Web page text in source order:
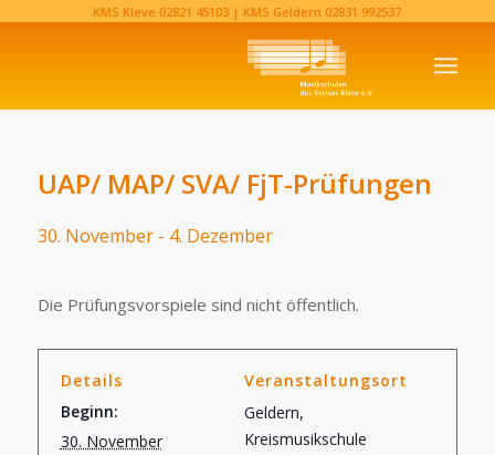
KMS Kleve 02821 45103‬ | KMS Geldern 02831 992537‬
UAP/ MAP/ SVA/ FjT-Prüfungen
30. November- 4. Dezember
Die Prüfungsvorspiele sind nicht öffentlich.
Details
Beginn:
30. November
Veranstaltungsort
Geldern,
Kreismusikschule